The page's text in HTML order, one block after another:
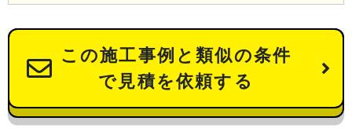
この施工事例と類似の条件
で見積を依頼する